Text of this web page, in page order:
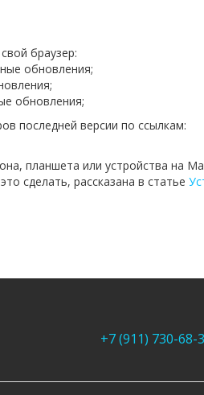
браузер:
обновления;
обновления;
последней версии по ссылкам:
планшета или устройства на
сделать, рассказана в статье
+7 (911) 730-68-